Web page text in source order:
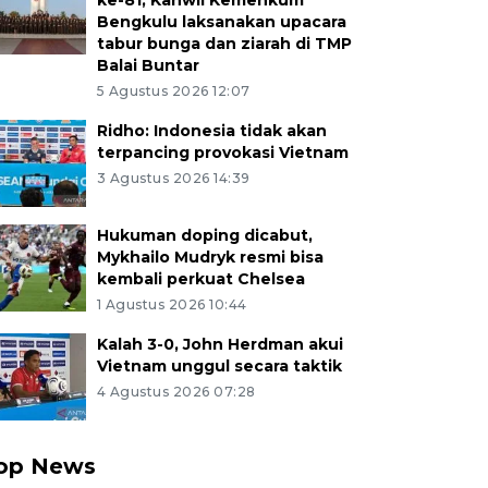
Bengkulu laksanakan upacara
tabur bunga dan ziarah di TMP
Balai Buntar
5 Agustus 2026 12:07
Ridho: Indonesia tidak akan
terpancing provokasi Vietnam
3 Agustus 2026 14:39
Hukuman doping dicabut,
Mykhailo Mudryk resmi bisa
kembali perkuat Chelsea
1 Agustus 2026 10:44
Kalah 3-0, John Herdman akui
Vietnam unggul secara taktik
4 Agustus 2026 07:28
News